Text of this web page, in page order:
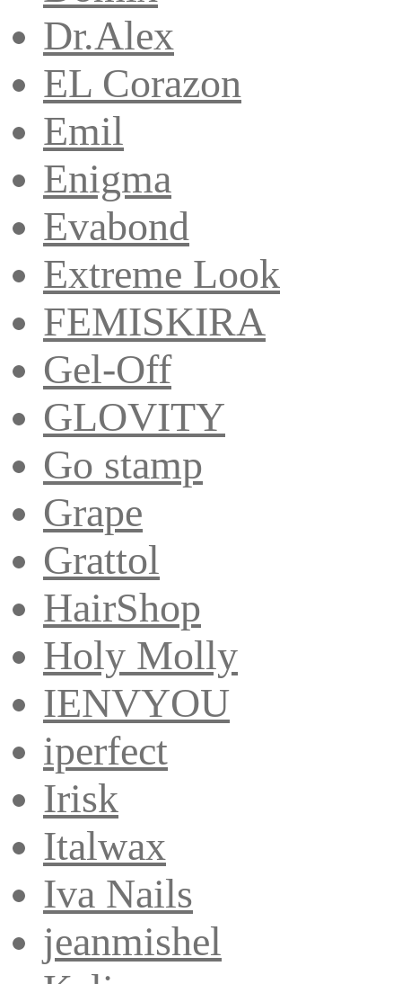
Dr.Alex
EL Corazon
Emil
Enigma
Evabond
Extreme Look
FEMISKIRA
Gel-Off
GLOVITY
Go stamp
Grape
Grattol
HairShop
Holy Molly
IENVYOU
iperfect
Irisk
Italwax
Iva Nails
jeanmishel